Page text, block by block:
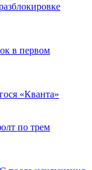
в первом
«Кванта»
по трем